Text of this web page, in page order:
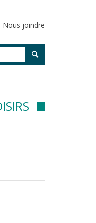
Nous joindre